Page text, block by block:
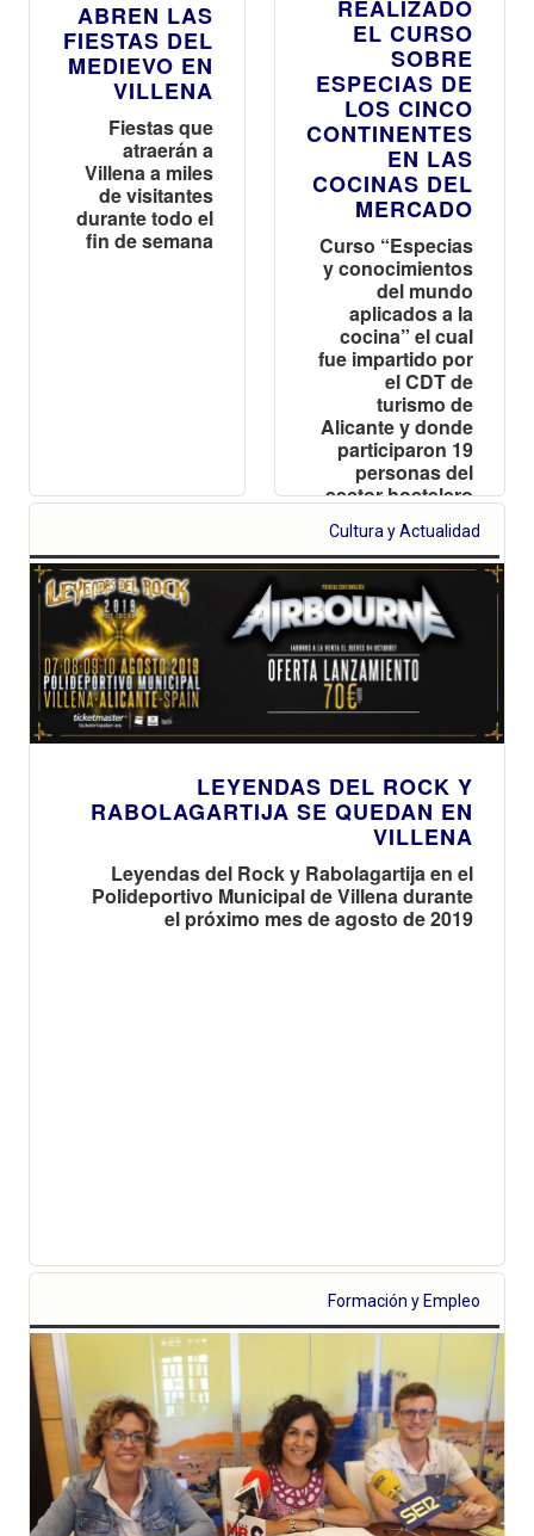
ABREN LAS
FIESTAS DEL
MEDIEVO EN
VILLENA
Fiestas que
atraerán a
Villena a miles
de visitantes
durante todo el
fin de semana
REALIZADO
EL CURSO
SOBRE
ESPECIAS DE
LOS CINCO
CONTINENTES
EN LAS
COCINAS DEL
MERCADO
Curso “Especias
y conocimientos
del mundo
aplicados a la
cocina” el cual
fue impartido por
el CDT de
turismo de
Alicante y donde
participaron 19
personas del
sector hostelero
Cultura y Actualidad
LEYENDAS DEL ROCK Y
RABOLAGARTIJA SE QUEDAN EN
VILLENA
Leyendas del Rock y Rabolagartija en el
Polideportivo Municipal de Villena durante
el próximo mes de agosto de 2019
Formación y Empleo